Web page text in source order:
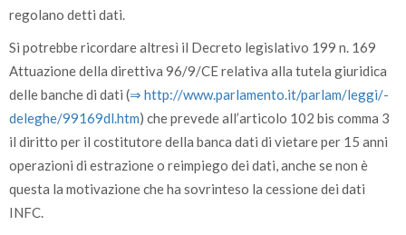
regolano detti dati.
Si potrebbe ricordare altresì il Decreto legislativo 199 n. 169
Attuazione della direttiva 96/9/CE relativa alla tutela giuridica
delle banche di dati (⇒ http:/­/­www.parlamento.it/­parlam/­leggi/­
deleghe/­99169dl.htm) che prevede all’articolo 102 bis comma 3
il diritto per il costitutore della banca dati di vietare per 15 anni
operazioni di estrazione o reimpiego dei dati, anche se non è
questa la motivazione che ha sovrinteso la cessione dei dati
INFC.